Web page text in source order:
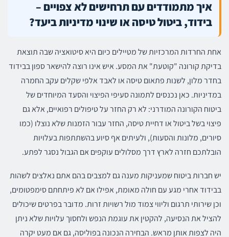
איך מתמודדים עם תרחישים לא צפויים –
בידוד, ביטול טיסה או שינוי מדיניות ביעד?
אחת החרדות המרכזיות של מטיילים כיום היא סיטואציה שבה תוצאת
בדיקת קורונה "קוטעת" את המסע. איש אינו רוצה להישאר ספון בבידוד
בחדר מלון, לשנות פתאום טיסה או לאבד אלפי שקלים עקב החמרה
במדיניות. כאן נכנסים לתמונה סעיפי הפיצוי והסעד המיוחדים של
ביטוח הקורונה המודרני: לא רק החזר על טיפולים רפואיים, אלא גם
פיצוי בשל ביטול או דחיית טיסה, החזר עבור הזמנות שלא נוצלו (כמו
סיורים, מלונות והסעות), ולעיתים אף סיוע בהשתתפות בעלויות
הובלתכם חזרה לארץ דרך מסלולים עוקפים אם הגבול נסגר לפתע.
יש חברות ביטוח שמעניקות מענה גם למצבים בהם אתם נאלצים לשהות
בבידוד אחרי מגע עם חולה מאומת, אפילו אם לא פיתחתם סימפטומים,
וכן שירותי תרגום וליווי צמוד מול רשויות זרות. מדובר בפרטים שיכולים
להציל את הנסיעה, להקטין את עוגמת הנפש ולחסוך עלויות שלא ניתן
היה לצפות אותן מראש. הבחירה הנכונה בפוליסה, גם אם מעט יקרה